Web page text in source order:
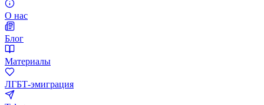
О нас
Блог
Материалы
ЛГБТ-эмиграция